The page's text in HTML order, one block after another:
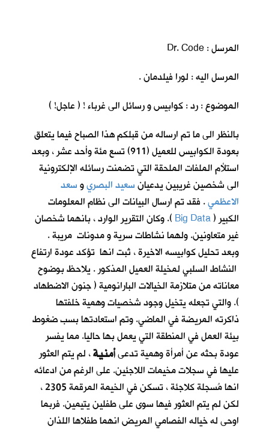
المرسل : Dr. Code
المرسل اليه : لورا فيلدمان .
الموضوع : رد : كوابيس و رسائل الى غرباء ! ( عاجل! )
بالنظر الى ما تم ارساله من قبلكم هذا الصباح فيما يتعلق
بعودة الكوابيس للعميل (911) تسع مئة وأحد عشر ، وبعد
استلأم الملفات الملحقة التي تضمنت رسائله الإلكترونية
الى شخصين غريبين يدعيانسعيد البصريوسعد
الاعظمي. فقد تم ارسال البيانات الى نظام المعلومات
الكبير (Big Data ). وكان التقرير الوارد ، بانهما شخصان
غير متعاونين. ولهما نشاطات سرية و مدونات مريبة .
وبعد تحليل كوابيسه الاخيرة ، ثبت انها تؤكد عودة ارتفاع
النشاط السلبي لمخيلة العميل المذكور . يلاحظ بوضوح
معاناته من متلازمة الخيالات البارانومية ( جنون الاضطهاد
). والتي تجعله يتخيل وجود شخصيات وهمية خلفتها
ذاكرته المريضة في الماضي. وتم استعادتها بسب ضغوط
بيئة العمل في المنطقة التي يعمل بها حاليا. مما يفسر
عودة بحثه عن أمرأة وهمية تدعىأمنية، لم يتم العثور
عليها في سجلات مخيمات اللاجئين. على الرغم من ادعائه
انها مُسجلة كلاجئة ، تسكن في الخيمة المرقمة 2305 ،
لكن لم يتم العثور فيها سوى على طفلين يتيمين. فربما
اوحى له خياله الفصامي المريض انهما طفلاها اللذان